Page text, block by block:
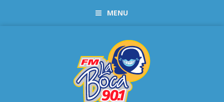
MENU